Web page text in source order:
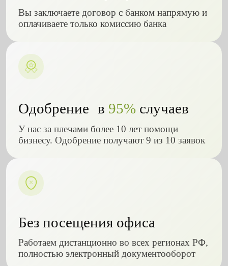
Вы заключаете договор с банком напрямую и
оплачиваете только комиссию банка
Одобрение в 95%случаев
У нас за плечами более 10 лет помощи
бизнесу. Одобрение получают 9 из 10 заявок
Без посещения офиса
Работаем дистанционно во всех регионах РФ,
полностью электронный документооборот